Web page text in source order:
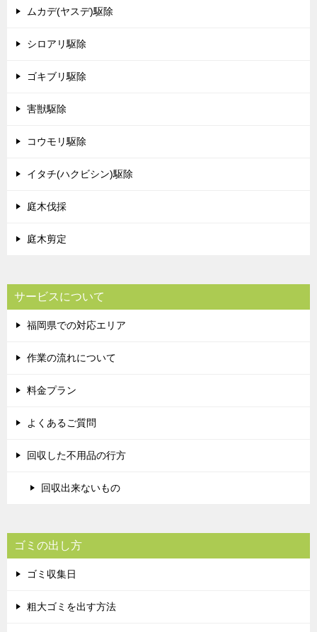
ムカデ(ヤスデ)駆除
シロアリ駆除
ゴキブリ駆除
害獣駆除
コウモリ駆除
イタチ(ハクビシン)駆除
庭木伐採
庭木剪定
サービスについて
福岡県での対応エリア
作業の流れについて
料金プラン
よくあるご質問
回収した不用品の行方
回収出来ないもの
ゴミの出し方
ゴミ収集日
粗大ゴミを出す方法